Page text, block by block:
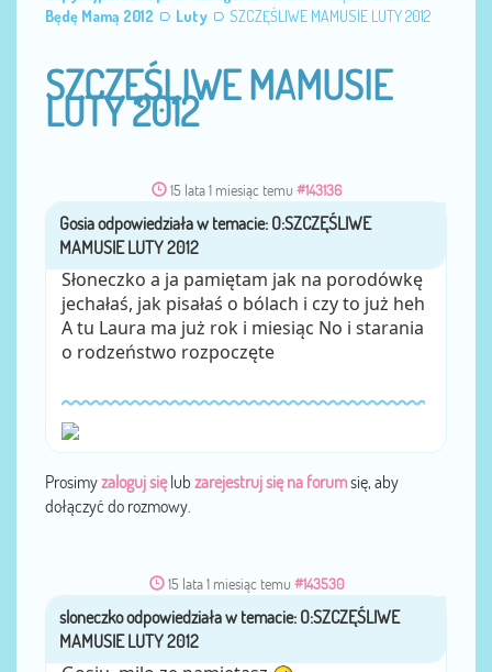
Będę Mamą 2012
Luty SZCZĘŚLIWE MAMUSIE LUTY 2012
SZCZĘŚLIWE MAMUSIE
LUTY 2012
15 lata 1 miesiąc temu #143136
przezGosia
Słoneczko a ja pamiętam jak na porodówkę
jechałaś, jak pisałaś o bólach i czy to już heh
A tu Laura ma już rok i miesiąc No i starania
o rodzeństwo rozpoczęte
Prosimyzaloguj sięlub zarejestruj się na forumsię, aby
dołączyć do rozmowy.
15 lata 1 miesiąc temu #143530
przezsloneczko